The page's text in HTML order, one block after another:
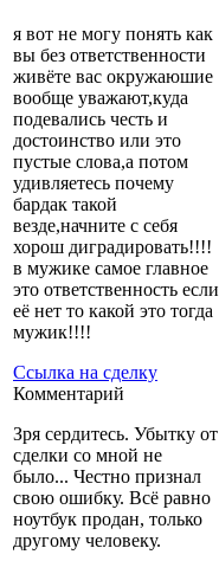
я вот не могу понять как
вы без ответственности
живёте вас окружаюшие
вообще уважают,куда
подевались честь и
достоинство или это
пустые слова,а потом
удивляетесь почему
бардак такой
везде,начните с себя
хорош диградировать!!!!
в мужике самое главное
это ответственность если
её нет то какой это тогда
мужик!!!!
Ссылка на сделку
Комментарий
Зря сердитесь. Убытку от
сделки со мной не
было... Честно признал
свою ошибку. Всё равно
ноутбук продан, только
другому человеку.